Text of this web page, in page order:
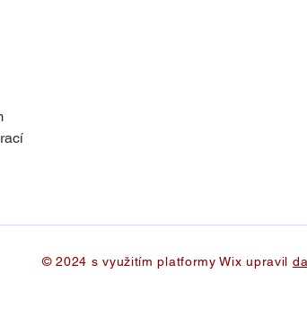
© 2024 s využitím platformy Wix upravil